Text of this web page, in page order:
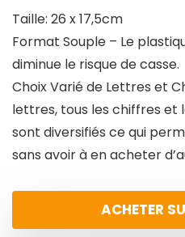
Taille: 26 x 17,5cm
Format Souple – Le
diminue le risque de casse.
Choix Varié de Lettres et
lettres, tous les chiffres et
sont diversifiés ce qui
sans avoir à en acheter
ACHETER